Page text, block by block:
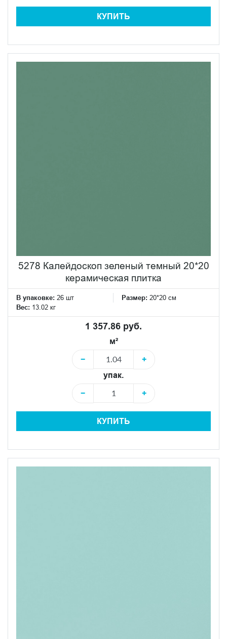
КУПИТЬ
5278 Калейдоскоп зеленый темный 20*20
керамическая плитка
В упаковке: 26 шт Размер: 20*20 см
Вес: 13.02 кг
1 357.86 руб.
м²
−
+
упак.
−
+
КУПИТЬ